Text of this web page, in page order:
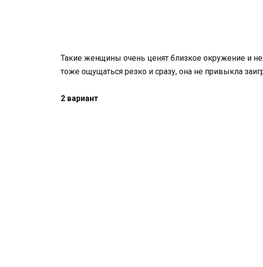
Такие женщины очень ценят близкое окружение и
тоже ощущаться резко и сразу, она не привыкла
2 вариант